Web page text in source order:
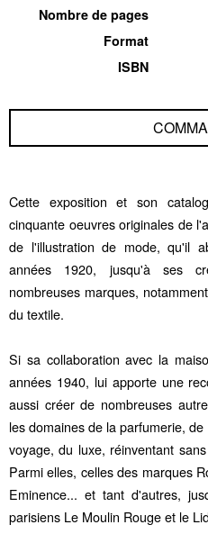
Nombre de pages
Format
ISBN
Cette exposition et son
cinquante oeuvres originales de
de l'illustration de mode, qu'il
années 1920, jusqu'à ses
nombreuses marques,
du textile.
Si sa collaboration avec la
années 1940, lui apporte une
aussi créer de nombreuses
les domaines de la parfumerie,
voyage, du luxe, réinventant
Parmi elles, celles des marques
Eminence... et tant d'autres,
parisiens Le Moulin Rouge et le